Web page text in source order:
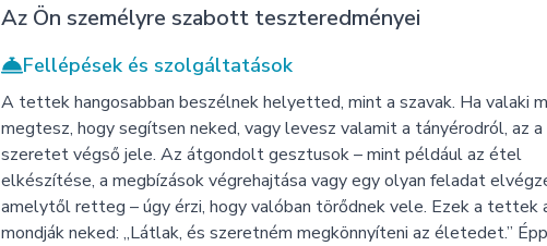
Az Ön személyre szabott teszteredményei
Fellépések és szolgáltatások
A tettek hangosabban beszélnek helyetted, mint a szavak. Ha valaki
megtesz, hogy segítsen neked, vagy levesz valamit a tányérodról, az a
szeretet végső jele. Az átgondolt gesztusok – mint például az étel
elkészítése, a megbízások végrehajtása vagy egy olyan feladat
amelytől retteg – úgy érzi, hogy valóban törődnek vele. Ezek a tettek
mondják neked: „Látlak, és szeretném megkönnyíteni az életedet.”